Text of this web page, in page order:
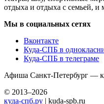
отдыха и отдыха с семьей, и
Мы в социальных сетях
Вконтакте
Куда-СПБ в
Куда-СПБ в телеграме
Афиша Санкт-Петербург —
© 2013–2026
куда-спб.ру | kuda-spb.ru